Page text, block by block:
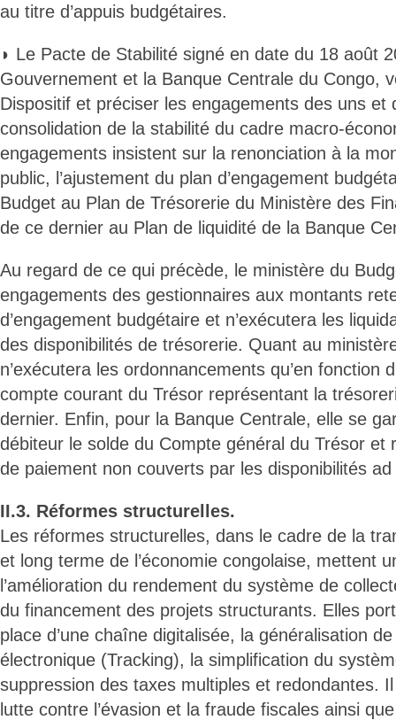
au titre d’appuis budgétaires.
◗ Le Pacte de Stabilité signé en date du 18 août
Gouvernement et la Banque Centrale du Congo,
Dispositif et préciser les engagements des uns et
consolidation de la stabilité du cadre macro-
engagements insistent sur la renonciation à la
public, l’ajustement du plan d’engagement
Budget au Plan de Trésorerie du Ministère des
de ce dernier au Plan de liquidité de la Banque
Au regard de ce qui précède, le ministère du
engagements des gestionnaires aux montants
d’engagement budgétaire et n’exécutera les
des disponibilités de trésorerie. Quant au
n’exécutera les ordonnancements qu’en fonction
compte courant du Trésor représentant la
dernier. Enfin, pour la Banque Centrale, elle se
débiteur le solde du Compte général du Trésor et
de paiement non couverts par les disponibilités
II.3. Réformes structurelles.
Les réformes structurelles, dans le cadre de la
et long terme de l’économie congolaise, mettent
l’amélioration du rendement du système de
du financement des projets structurants. Elles
place d’une chaîne digitalisée, la généralisation
électronique (Tracking), la simplification du
suppression des taxes multiples et redondantes.
lutte contre l’évasion et la fraude fiscales ainsi